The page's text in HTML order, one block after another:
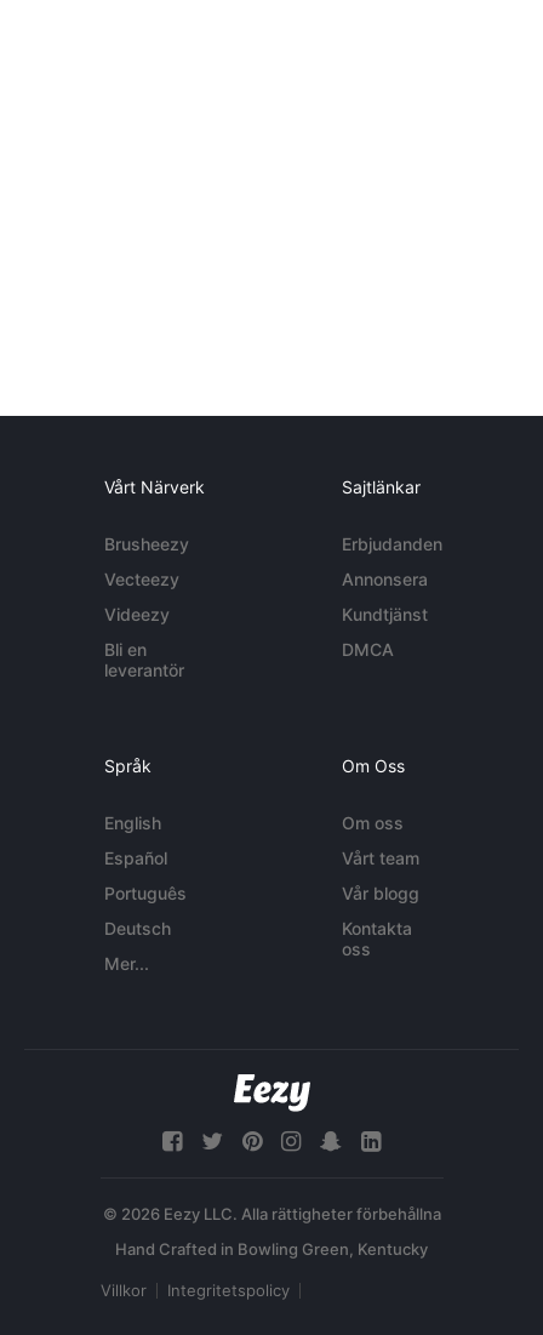
Vårt Närverk
Brusheezy
Vecteezy
Videezy
Bli en
leverantör
Sajtlänkar
Erbjudanden
Annonsera
Kundtjänst
DMCA
Språk
English
Español
Português
Deutsch
Mer...
Om Oss
Om oss
Vårt team
Vår blogg
Kontakta
oss
© 2026 Eezy LLC. Alla rättigheter förbehållna
Villkor Integritetspolicy